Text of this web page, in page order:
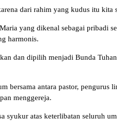
dari rahim yang kudus itu
yang dikenal sebagai pribadi
harmonis.
dan dipilih menjadi Bunda
bersama antara pastor,
menggereja.
syukur atas keterlibatan